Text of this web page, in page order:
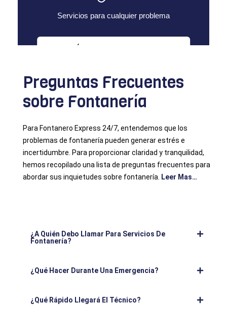
Servicios para cualquier problema
Preguntas Frecuentes
sobre Fontanería
Para Fontanero Express 24/7, entendemos que los
problemas de fontanería pueden generar estrés e
incertidumbre. Para proporcionar claridad y tranquilidad,
hemos recopilado una lista de preguntas frecuentes para
abordar sus inquietudes sobre fontanería. Leer Mas…
¿A Quién Debo Llamar Para Servicios De
Fontanería?
¿Qué Hacer Durante Una Emergencia?
¿Qué Rápido Llegará El Técnico?